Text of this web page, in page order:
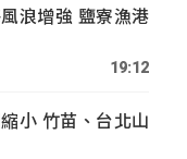
浪增強 鹽寮漁港
19:12
小 竹苗、台北山